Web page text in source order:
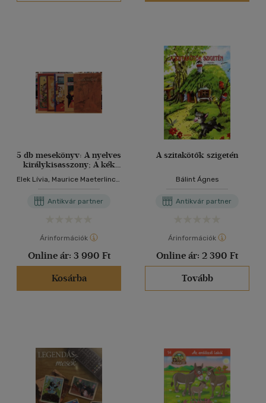
5 db mesekönyv: A nyelves
királykisasszony; A kék
asztalkám!;
kiskígyó
Elek Lívia, Maurice Maeterlinck,
Ödön, Kovács Magda
Antikvár partner
Árinformációk
Online ár: 3 990 Ft
Kosárba
A szitakötők szigetén
Bálint Ágnes
Antikvár partner
Árinformációk
Online ár: 2 390 Ft
Tovább